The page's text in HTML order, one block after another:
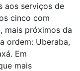
aos serviços de
cinco com
mais próximos da
ordem: Uberaba,
Em
mais